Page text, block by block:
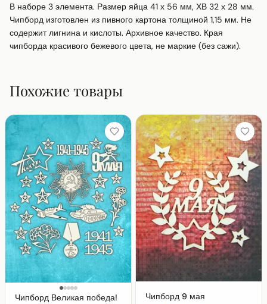
В наборе 3 элемента. Размер яйца 41 х 56 мм, ХВ 32 х 28 мм.
Чипборд изготовлен из пивного картона толщиной 1,15 мм. Не
содержит лигнина и кислоты. Архивное качество. Края
чипборда красивого бежевого цвета, не маркие (без сажи).
Похожие товары
Чипборд Великая победа! Чипборд 9 мая